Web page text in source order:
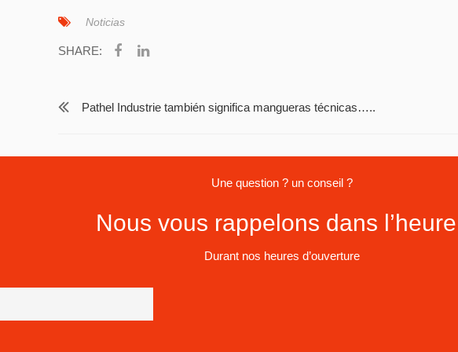
Noticias
SHARE:
Pathel Industrie también significa mangueras técnicas…..
Une question ? un conseil ?
Nous vous rappelons dans
Durant nos heures d’ouverture